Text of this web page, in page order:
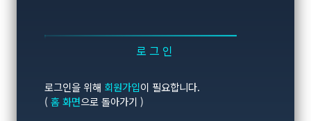
로그인
로그인을 위해 회원가입이 필요합니다.
( 홈 화면으로 돌아가기 )